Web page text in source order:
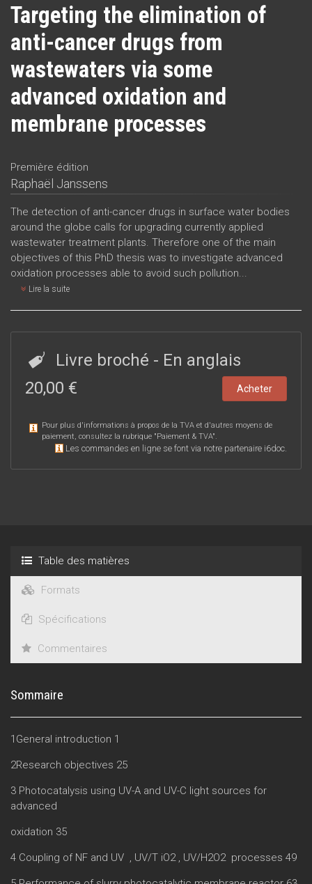
Targeting the elimination of
anti-cancer drugs from
wastewaters via some
advanced oxidation and
membrane processes
Première édition
Raphaël Janssens
The detection of anti-cancer drugs in surface water bodies
around the globe calls for upgrading currently applied
wastewater treatment plants. Therefore one of the main
objectives of this PhD thesis was to investigate advanced
oxidation processes able to avoid such pollution...
Lire la suite
Livre broché - En anglais
20,00 €
Acheter
Pour plus d'informations à propos de la TVA et d'autres moyens de
paiement, consultez la rubrique "Paiement & TVA".
Les commandes en ligne se font via notre partenaire i6doc.
Table des matières
Formats
Spécifications
Commentaires
Sommaire
1General introduction 1
2Research objectives 25
3 Photocatalysis using UV-A and UV-C light sources for
advanced
oxidation 35
4 Coupling of NF and UV , UV/T iO2 , UV/H2O2 processes 49